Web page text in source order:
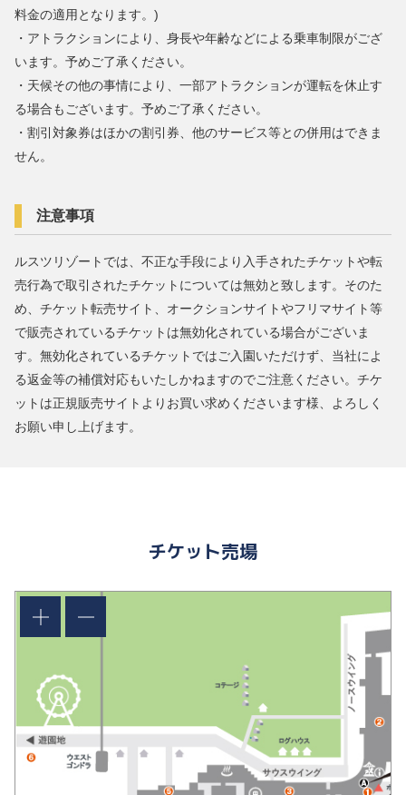
料金の適用となります。)
・アトラクションにより、身長や年齢などによる乗車制限がござ
います。予めご了承ください。
・天候その他の事情により、一部アトラクションが運転を休止す
る場合もございます。予めご了承ください。
・割引対象券はほかの割引券、他のサービス等との併用はできま
せん。
注意事項
ルスツリゾートでは、不正な手段により入手されたチケットや転
売行為で取引されたチケットについては無効と致します。そのた
め、チケット転売サイト、オークションサイトやフリマサイト等
で販売されているチケットは無効化されている場合がございま
す。無効化されているチケットではご入園いただけず、当社によ
る返金等の補償対応もいたしかねますのでご注意ください。チケ
ットは正規販売サイトよりお買い求めくださいます様、よろしく
お願い申し上げます。
チケット売場